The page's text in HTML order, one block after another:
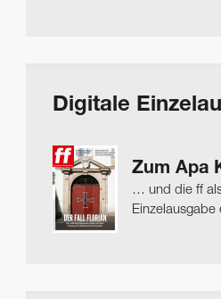
Digitale
Zum Apa
… und die ff
Einzelausgabe